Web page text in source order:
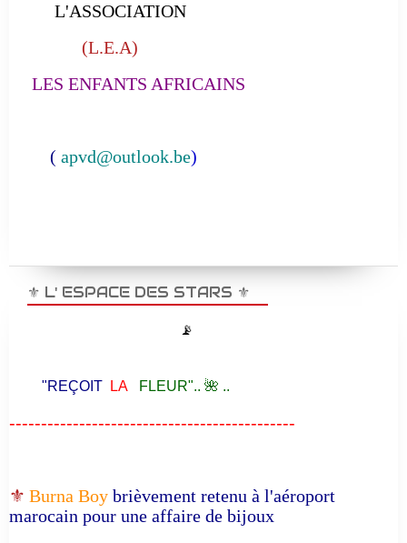
L'ASSOCIATION
(L.E.A)
LES ENFANTS AFRICAINS
( apvd@outlook.be)
⚜️ L' ESPACE DES STARS ⚜️
📡
"REÇOIT LA FLEUR".. 🌺 ..
---------------------------------------------
⚜️ Burna Boy brièvement retenu à l'aéroport
marocain pour une affaire de bijoux